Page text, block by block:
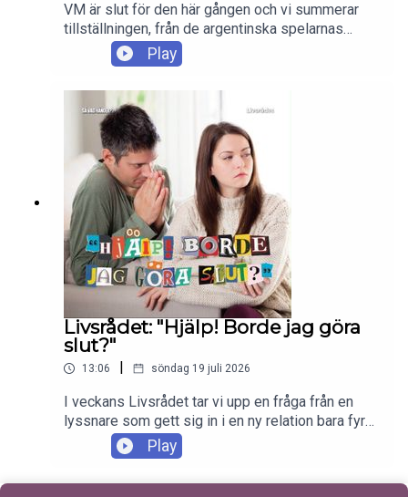
VM är slut för den här gången och vi summerar
tillställningen, från de argentinska spelarnas
punchable faces till Donald Trumps beteende
under prisceremonin. Främst snackar vi (den
överdrivna) amerikaniseringen av det hela. I slutet
pratar vi arresteringen av Tate-bröderna. Enjoy!
Play
Livsrådet: "Hjälp! Borde jag göra
slut?"
13:06 söndag 19 juli 2026
I veckans Livsrådet tar vi upp en fråga från en
lyssnare som gett sig in i en ny relation bara fyra
månader efter att hennes förra tog slut. I den nya
har de av olika anledningar försökt sig på en
Play